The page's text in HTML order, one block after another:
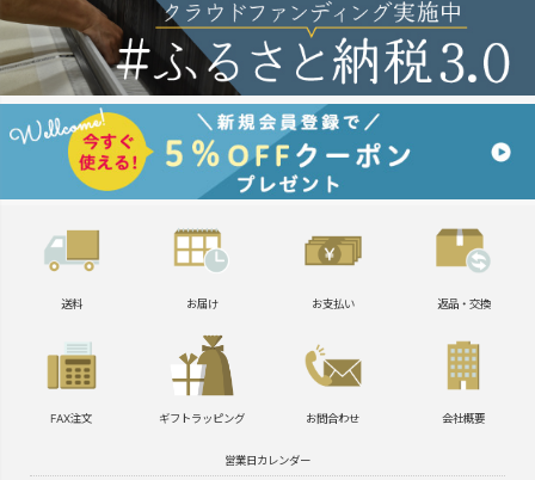
送料 お届け お支払い 返品・交換
FAX注文 ギフトラッピング お問合わせ 会社概要
営業日カレンダー